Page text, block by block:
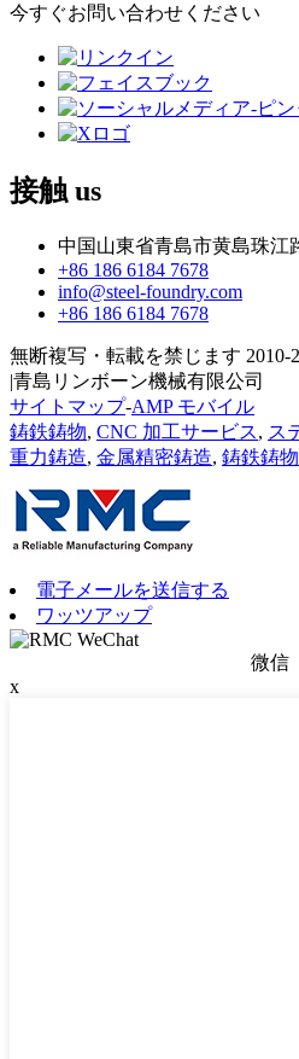
今すぐお問い合わせください
接触 us
中国山東省青島市黄島珠江
+86 186 6184 7678
info@steel-foundry.com
+86 186 6184 7678
無断複写・転載を禁じます 2010-
|青島リンボーン機械有限公司
サイトマップ-AMP モバイル
鋳鉄鋳物, CNC 加工サービス, ス
重力鋳造, 金属精密鋳造, 鋳鉄鋳
電子メールを送信する
ワッツアップ
微信
x